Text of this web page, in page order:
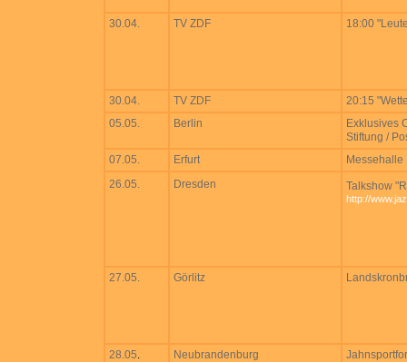
30.04. TV ZDF 18:00
30.04. TV ZDF
20:15
05.05.
Berlin
Exklusives
Stiftung /
07.05.
Erfurt
Messehalle
26.05.
Dresden Talkshow
http://
27.05. Görlitz
28.05. Neubrandenburg